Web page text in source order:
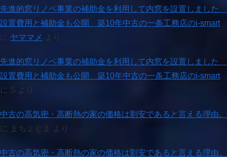
先進的窓リノベ事業の補助金を利用して内窓を設置しました
設置費用と補助金も公開 築10年中古の一条工務店のi-smart
に ヤママメ より
先進的窓リノベ事業の補助金を利用して内窓を設置しました
設置費用と補助金も公開 築10年中古の一条工務店のi-smart
に S より
中古の高気密・高断熱の家の価格は割安であると言える理由。
に
まちょぐま より
中古の高気密・高断熱の家の価格は割安であると言える理由。